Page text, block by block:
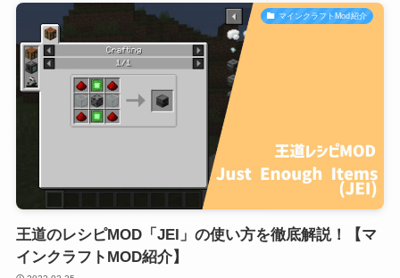
マインクラフトMod紹介
王道のレシピMOD「JEI」の使い方を徹底解説！【マ
インクラフトMOD紹介】